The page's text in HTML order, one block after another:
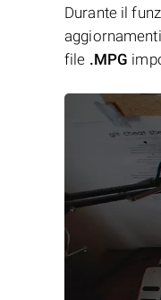
Durante il
file .MPG